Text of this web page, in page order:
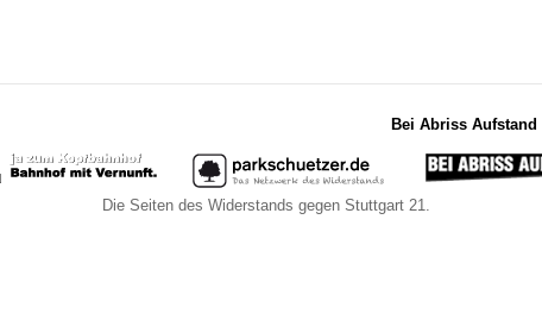
Bei Abriss Aufstand
Die Seiten des Widerstands gegen Stuttgart 21.